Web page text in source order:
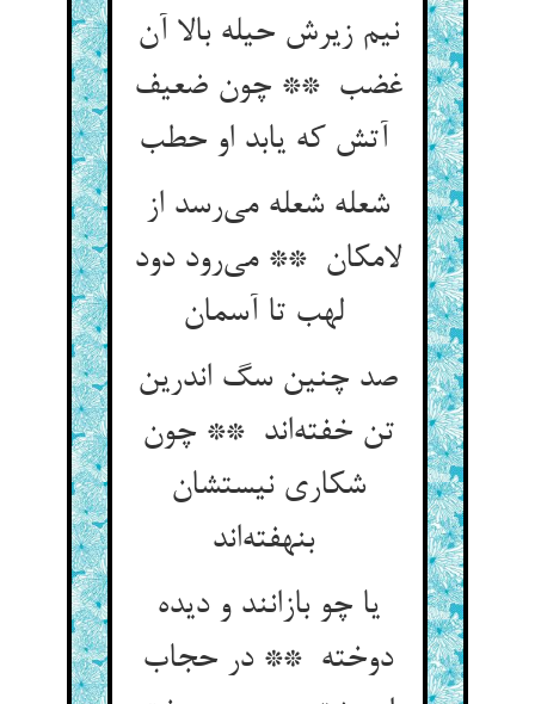
نیم زیرش حیله بالا آن
غضب ** چون ضعیف
شعله شعله می‌رسد از
لامکان ** می‌رود دود
لهب تا آسمان
صد چنین سگ اندرین
تن خفته‌اند ** چون
شکاری نیستشان
بنهفته‌اند
یا چو بازانند و دیده
دوخته ** در حجاب